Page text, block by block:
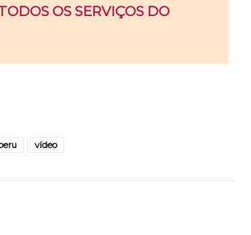
OS SERVIÇOS DO
vídeo